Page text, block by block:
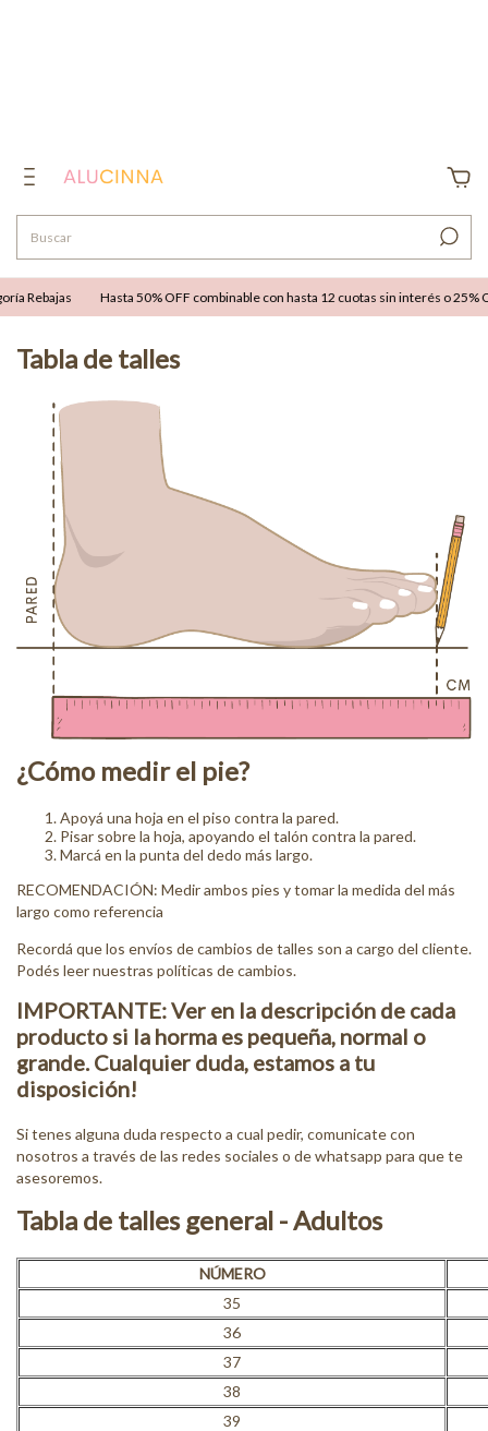
Rebajas Hasta 50% OFF combinable con hasta 12 cuotas sin interés o 25%
Tabla de talles
¿Cómo medir el pie?
Apoyá una hoja en el piso contra la pared.
Pisar sobre la hoja, apoyando el talón contra la pared.
Marcá en la punta del dedo más largo.
RECOMENDACIÓN: Medir ambos pies y tomar la medida del más
largo como referencia
Recordá que los envíos de cambios de talles son a cargo del cliente.
Podés leer nuestras políticas de cambios.
IMPORTANTE: Ver en la descripción de cada
producto si la horma es pequeña, normal o
grande. Cualquier duda, estamos a tu
disposición!
Si tenes alguna duda respecto a cual pedir, comunicate con
nosotros a través de las redes sociales o de whatsapp para que te
asesoremos.
Tabla de talles general - Adultos
NÚMERO
35
36
37
38
39